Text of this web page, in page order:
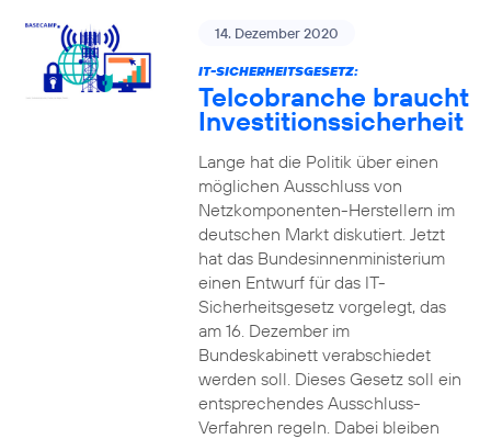
14. Dezember 2020
IT-SICHERHEITSGESETZ:
Telcobranche braucht
Investitionssicherheit
Lange hat die Politik über einen
möglichen Ausschluss von
Netzkomponenten-Herstellern im
deutschen Markt diskutiert. Jetzt
hat das Bundesinnenministerium
einen Entwurf für das IT-
Sicherheitsgesetz vorgelegt, das
am 16. Dezember im
Bundeskabinett verabschiedet
werden soll. Dieses Gesetz soll ein
entsprechendes Ausschluss-
Verfahren regeln. Dabei bleiben